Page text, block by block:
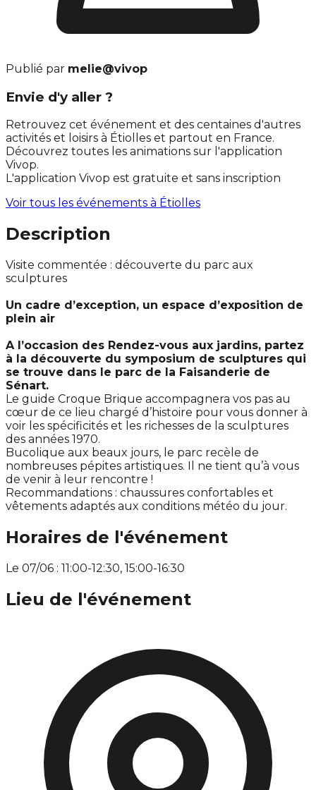
Publié par melie@vivop
Envie d'y aller ?
Retrouvez cet événement et des centaines d'autres
activités et loisirs à Étiolles et partout en France.
Découvrez toutes les animations sur l'application
Vivop.
L'application Vivop est gratuite et sans inscription
Voir tous les événements à Étiolles
Description
Visite commentée : découverte du parc aux
sculptures
Un cadre d’exception, un espace d’exposition de
plein air
A l’occasion des Rendez-vous aux jardins, partez
à la découverte du symposium de sculptures qui
se trouve dans le parc de la Faisanderie de
Sénart.
Le guide Croque Brique accompagnera vos pas au
cœur de ce lieu chargé d’histoire pour vous donner à
voir les spécificités et les richesses de la sculptures
des années 1970.
Bucolique aux beaux jours, le parc recèle de
nombreuses pépites artistiques. Il ne tient qu’à vous
de venir à leur rencontre !
Recommandations : chaussures confortables et
vêtements adaptés aux conditions météo du jour.
Horaires de l'événement
Le 07/06 : 11:00-12:30, 15:00-16:30
Lieu de l'événement